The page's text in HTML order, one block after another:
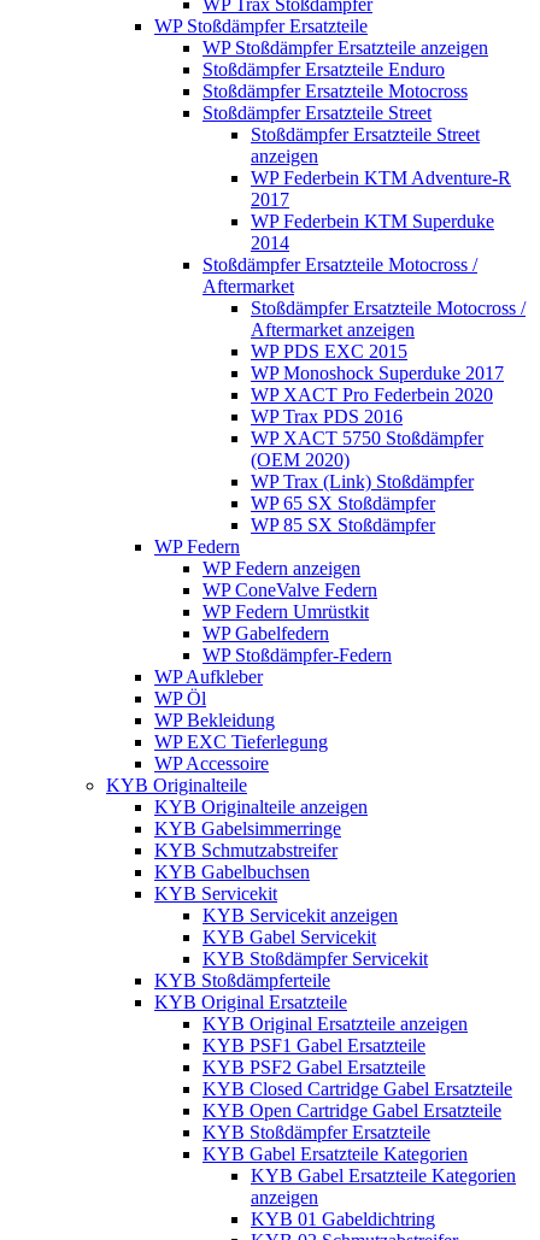
WP Stoßdämpfer Ersatzteile
WP Stoßdämpfer Ersatzteile anzeigen
Stoßdämpfer Ersatzteile Enduro
Stoßdämpfer Ersatzteile Motocross
Stoßdämpfer Ersatzteile Street
Stoßdämpfer Ersatzteile Street
anzeigen
WP Federbein KTM Adventure-R
2017
WP Federbein KTM Superduke
2014
Stoßdämpfer Ersatzteile Motocross /
Aftermarket
Stoßdämpfer Ersatzteile Motocross /
Aftermarket anzeigen
WP PDS EXC 2015
WP Monoshock Superduke 2017
WP XACT Pro Federbein 2020
WP Trax PDS 2016
WP XACT 5750 Stoßdämpfer
(OEM 2020)
WP Trax (Link) Stoßdämpfer
WP 65 SX Stoßdämpfer
WP 85 SX Stoßdämpfer
WP Federn
WP Federn anzeigen
WP ConeValve Federn
WP Federn Umrüstkit
WP Gabelfedern
WP Stoßdämpfer-Federn
WP Aufkleber
WP Öl
WP Bekleidung
WP EXC Tieferlegung
WP Accessoire
KYB Originalteile
KYB Originalteile anzeigen
KYB Gabelsimmerringe
KYB Schmutzabstreifer
KYB Gabelbuchsen
KYB Servicekit
KYB Servicekit anzeigen
KYB Gabel Servicekit
KYB Stoßdämpfer Servicekit
KYB Stoßdämpferteile
KYB Original Ersatzteile
KYB Original Ersatzteile anzeigen
KYB PSF1 Gabel Ersatzteile
KYB PSF2 Gabel Ersatzteile
KYB Closed Cartridge Gabel Ersatzteile
KYB Open Cartridge Gabel Ersatzteile
KYB Stoßdämpfer Ersatzteile
KYB Gabel Ersatzteile Kategorien
KYB Gabel Ersatzteile Kategorien
anzeigen
KYB 01 Gabeldichtring